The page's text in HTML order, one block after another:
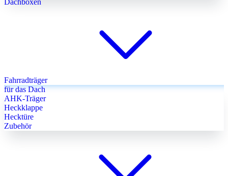
Dachboxen
Fahrradträger
für das Dach
AHK-Träger
Heckklappe
Hecktüre
Zubehör